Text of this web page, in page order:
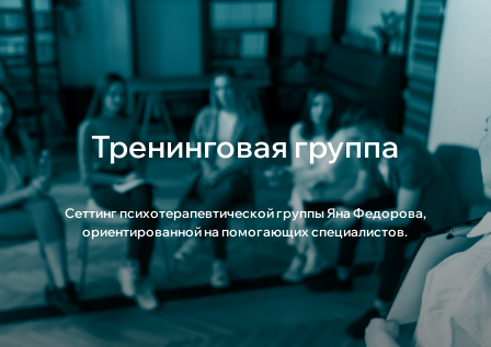
Тренинговая группа
Сеттинг психотерапевтической группы Яна Федорова,
ориентированной на помогающих специалистов.